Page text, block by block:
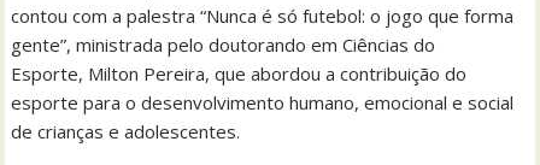
contou com a palestra “Nunca é só futebol: o jogo que forma
gente”, ministrada pelo doutorando em Ciências do
Esporte, Milton Pereira, que abordou a contribuição do
esporte para o desenvolvimento humano, emocional e social
de crianças e adolescentes.